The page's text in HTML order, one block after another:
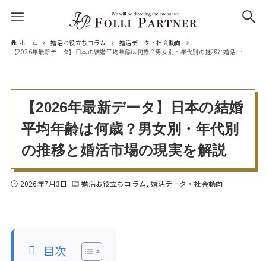
ホーム 婚活お役立ちコラム
婚活データ・社会動向
【2026年最新データ】日本の結婚平均年齢は何歳？男女別・年代別の推移と婚活市場の現実を解説
【2026年最新データ】日本の結婚
平均年齢は何歳？男女別・年代別
の推移と婚活市場の現実を解説
2026年7月3日 婚活お役立ちコラム 婚活データ・社会動向
目次